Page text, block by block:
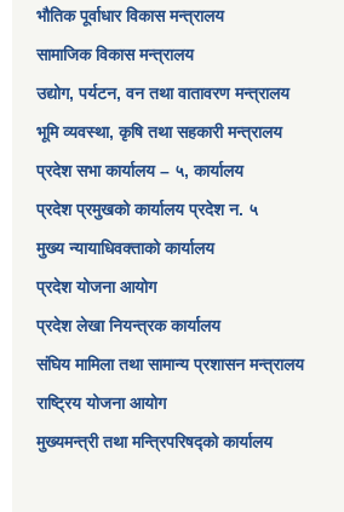
भौतिक पूर्वाधार विकास मन्त्रालय
सामाजिक विकास मन्त्रालय
उद्योग, पर्यटन, वन तथा वातावरण मन्त्रालय
भूमि व्यवस्था, कृषि तथा सहकारी मन्त्रालय
प्रदेश सभा कार्यालय – ५, कार्यालय
प्रदेश प्रमुखको कार्यालय प्रदेश न. ५
मुख्य न्यायाधिवक्ताको कार्यालय
प्रदेश योजना आयोग
प्रदेश लेखा नियन्त्रक कार्यालय
संघिय मामिला तथा सामान्य प्रशासन मन्त्रालय
राष्ट्रिय योजना आयोग
मुख्यमन्त्री तथा मन्त्रिपरिषद्को कार्यालय